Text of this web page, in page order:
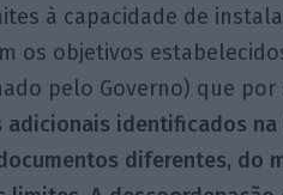
à capacidade de
os objetivos
pelo Governo) que
identificados
diferentes, do